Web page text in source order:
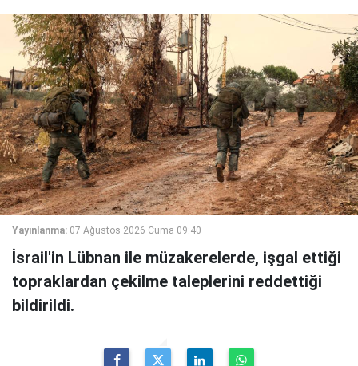
Yayınlanma: 07 Ağustos 2026 Cuma 09:40
İsrail'in Lübnan ile müzakerelerde, işgal ettiği
topraklardan çekilme taleplerini reddettiği
bildirildi.